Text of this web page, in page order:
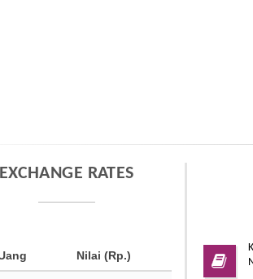
EXCHANGE RATES
Nilai (Rp.)